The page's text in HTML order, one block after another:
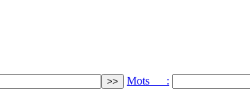
Mots :